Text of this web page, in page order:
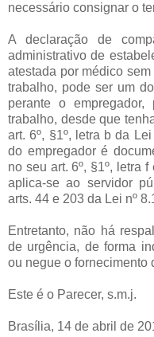
necessário consignar o
A declaração de
administrativo de
atestada por médico
trabalho, pode ser um
perante o
trabalho, desde que
art. 6º, §1º, letra b da
do empregador é
no seu art. 6º, §1º, letra
aplica-se ao servidor
arts. 44 e 203 da Lei nº
Entretanto, não há
de urgência, de forma
ou negue o fornecimento
Este é o Parecer, s.m.j.
Brasília, 14 de abril de